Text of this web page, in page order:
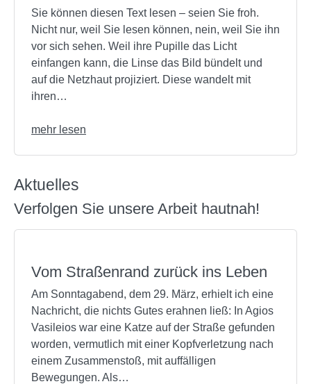
Sie können diesen Text lesen – seien Sie froh.
Nicht nur, weil Sie lesen können, nein, weil Sie ihn
vor sich sehen. Weil ihre Pupille das Licht
einfangen kann, die Linse das Bild bündelt und
auf die Netzhaut projiziert. Diese wandelt mit
ihren…
mehr lesen
Aktuelles
Verfolgen Sie unsere Arbeit hautnah!
Vom Straßenrand zurück ins Leben
Am Sonntagabend, dem 29. März, erhielt ich eine
Nachricht, die nichts Gutes erahnen ließ: In Agios
Vasileios war eine Katze auf der Straße gefunden
worden, vermutlich mit einer Kopfverletzung nach
einem Zusammenstoß, mit auffälligen
Bewegungen. Als…